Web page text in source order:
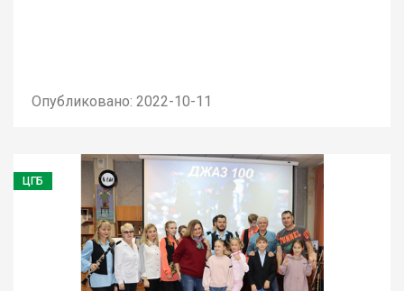
Опубликовано: 2022-10-11
ЦГБ